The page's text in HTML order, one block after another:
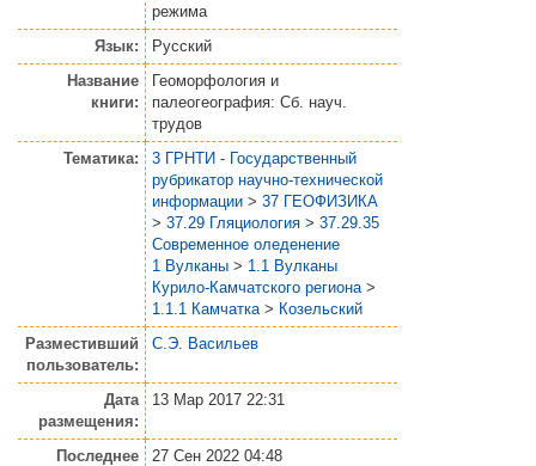
режима
Язык:
Русский
Название
книги:
Геоморфология и
палеогеография: Сб. науч.
трудов
Тематика:
3 ГРНТИ - Государственный
рубрикатор научно-технической
информации > 37 ГЕОФИЗИКА
> 37.29 Гляциология > 37.29.35
Современное оледенение
1 Вулканы > 1.1 Вулканы
Курило-Камчатского региона >
1.1.1 Камчатка > Козельский
Разместивший
пользователь:
С.Э. Васильев
Дата
размещения:
13 Мар 2017 22:31
Последнее
27 Сен 2022 04:48